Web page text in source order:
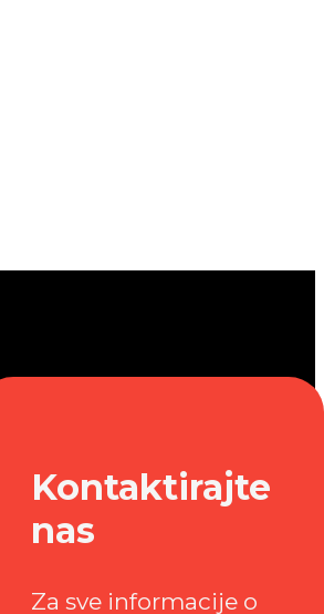
Kontaktirajte
nas
Za sve informacije o